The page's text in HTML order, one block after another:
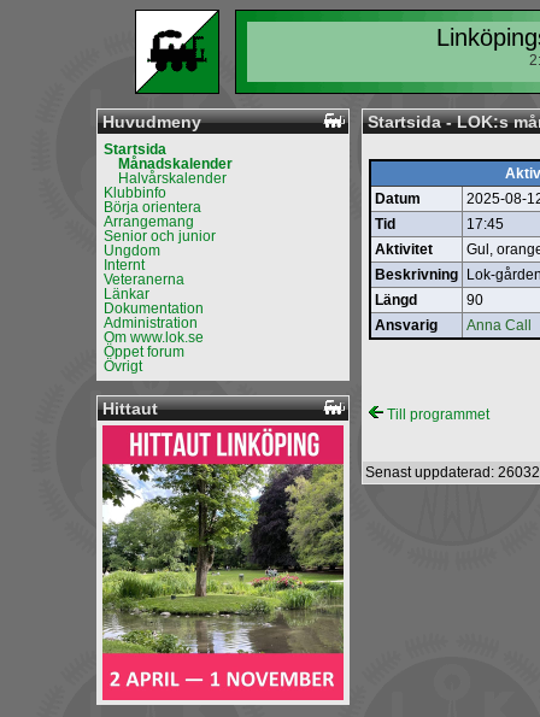
Huvudmeny
Startsida
Månadskalender
Halvårskalender
Klubbinfo
Börja orientera
Arrangemang
Senior och junior
Ungdom
Internt
Veteranerna
Länkar
Dokumentation
Administration
Om www.lok.se
Öppet forum
Övrigt
Hittaut
Startsida - LOK:s
Datum
2025-08-
Tid
17:45
Aktivitet
Gul,
Beskrivning
Lok-
Längd
90
Ansvarig
Anna Call
Till programmet
Senast uppdaterad: